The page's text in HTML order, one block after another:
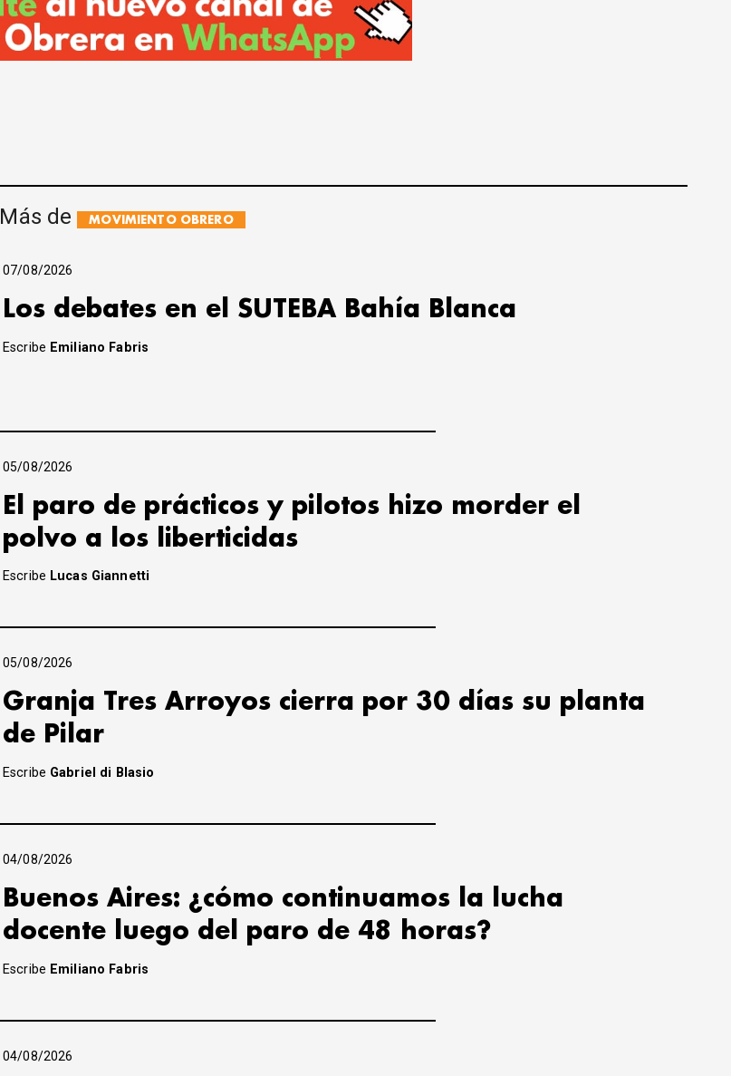
Más de MOVIMIENTO OBRERO
07/08/2026
Los debates en el SUTEBA Bahía Blanca
Escribe Emiliano Fabris
05/08/2026
El paro de prácticos y pilotos hizo morder el
polvo a los liberticidas
Escribe Lucas Giannetti
05/08/2026
Granja Tres Arroyos cierra por 30 días su planta
de Pilar
Escribe Gabriel di Blasio
04/08/2026
Buenos Aires: ¿cómo continuamos la lucha
docente luego del paro de 48 horas?
Escribe Emiliano Fabris
04/08/2026